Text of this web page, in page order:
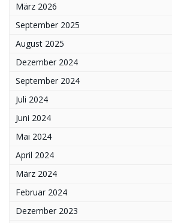
März 2026
September 2025
August 2025
Dezember 2024
September 2024
Juli 2024
Juni 2024
Mai 2024
April 2024
März 2024
Februar 2024
Dezember 2023